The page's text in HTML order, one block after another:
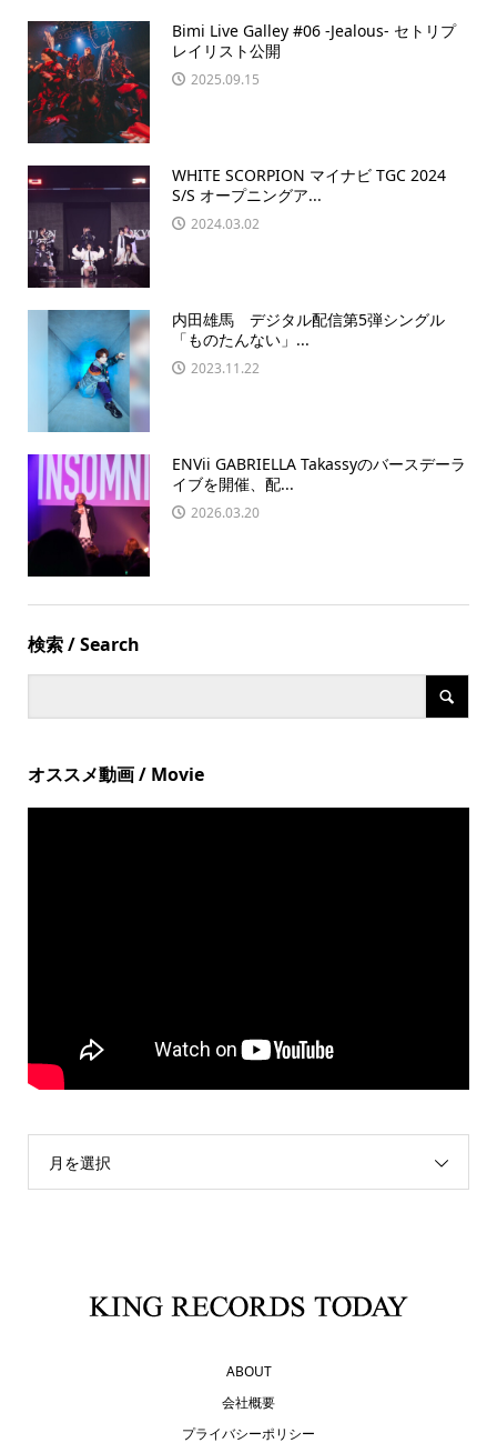
Bimi Live Galley #06 -Jealous- セトリプ
レイリスト公開
2025.09.15
WHITE SCORPION マイナビ TGC 2024
S/S オープニングア...
2024.03.02
内田雄馬 デジタル配信第5弾シングル
「ものたんない」...
2023.11.22
ENVii GABRIELLA Takassyのバースデーラ
イブを開催、配...
2026.03.20
検索 / Search
オススメ動画 / Movie
月を選択
ABOUT
会社概要
プライバシーポリシー